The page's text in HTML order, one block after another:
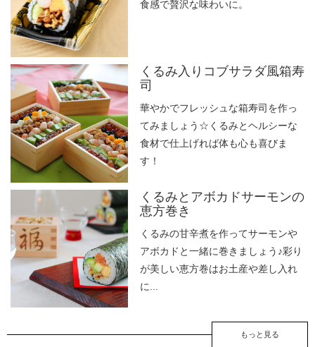
食感で贅沢な味わいに。
くるみ入りコブサラダ風箱寿
司
華やかでフレッシュな箱寿司を作っ
てみましょう☆くるみとヘルシーな
食材で仕上げれば体も心も喜びま
す！
くるみとアボカドサーモンの
恵方巻き
くるみの甘辛煮を作ってサーモンや
アボカドと一緒に巻きましょう♪彩り
が美しい恵方巻はお土産や差し入れ
に...
もっと見る